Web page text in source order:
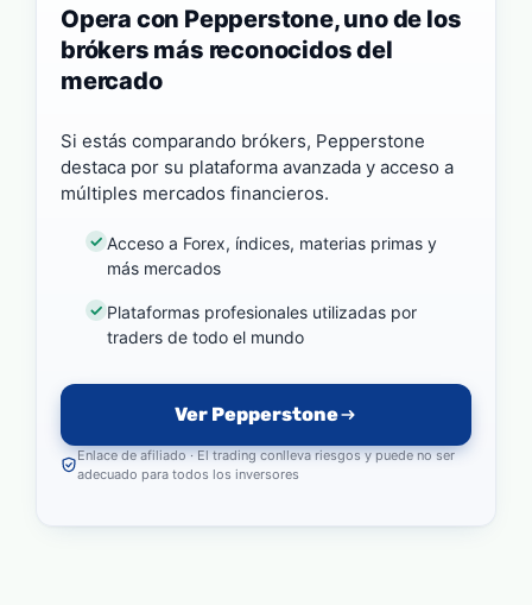
Opera con Pepperstone, uno de los
brókers más reconocidos del
mercado
Si estás comparando brókers, Pepperstone
destaca por su plataforma avanzada y acceso a
múltiples mercados financieros.
Acceso a Forex, índices, materias primas y
más mercados
Plataformas profesionales utilizadas por
traders de todo el mundo
Ver Pepperstone
Enlace de afiliado · El trading conlleva riesgos y puede no ser
adecuado para todos los inversores